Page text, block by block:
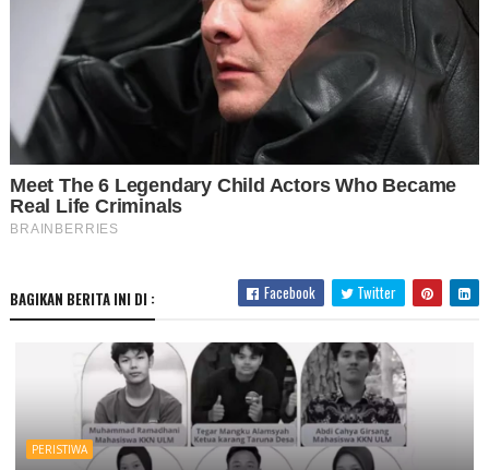
BAGIKAN BERITA INI DI : Facebook Twitter
PERISTIWA